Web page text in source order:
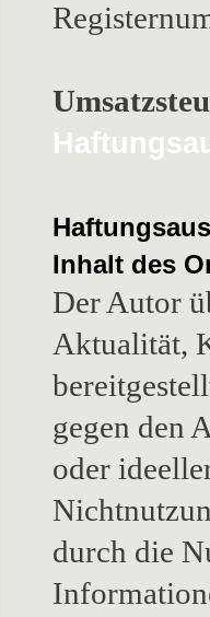
Inhalt des
Der Autor
Aktualität,
gegen den
oder
durch die